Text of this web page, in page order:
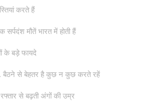
करते हैं
मौतें भारत में होती हैं
के बड़े फायदे
बैठने से बेहतर है कुछ न कुछ करते रहें
से बढ़ती अंगों की उम्र